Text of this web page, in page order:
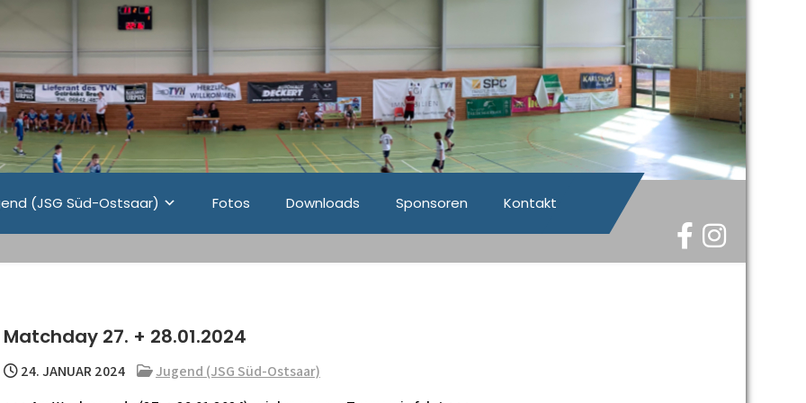
(JSG Süd-Ostsaar) Fotos Downloads Sponsoren Kontakt
Matchday 27. + 28.01.2024
24. JANUAR 2024
Jugend (JSG Süd-Ostsaar)